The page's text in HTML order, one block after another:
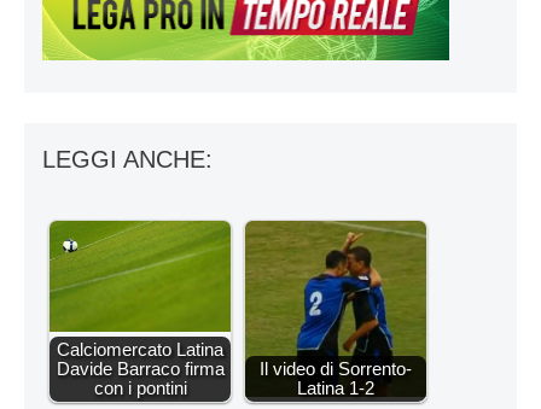
LEGGI ANCHE:
Calciomercato Latina
Davide Barraco firma
con i pontini
Il video di Sorrento-
Latina 1-2